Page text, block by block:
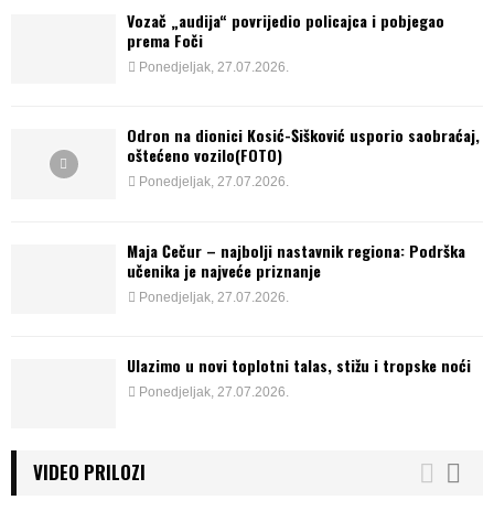
Vozač „audija“ povrijedio policajca i pobjegao
prema Foči
Ponedjeljak, 27.07.2026.
Odron na dionici Kosić-Šišković usporio saobraćaj,
oštećeno vozilo(FOTO)
Ponedjeljak, 27.07.2026.
Maja Čečur – najbolji nastavnik regiona: Podrška
učenika je najveće priznanje
Ponedjeljak, 27.07.2026.
Ulazimo u novi toplotni talas, stižu i tropske noći
Ponedjeljak, 27.07.2026.
VIDEO PRILOZI